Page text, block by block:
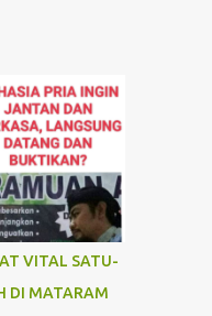
VITAL SATU-
DI MATARAM